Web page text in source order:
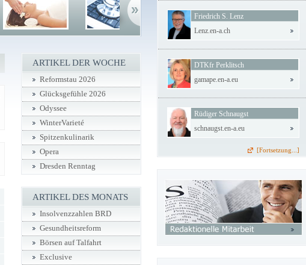
ARTIKEL DER WOCHE
Reformstau 2026
Glücksgefühle 2026
Odyssee
WinterVarieté
Spitzenkulinarik
Opera
Dresden Renntag
ARTIKEL DES MONATS
Insolvenzzahlen BRD
Gesundheitsreform
Börsen auf Talfahrt
Exclusive
Friedrich S. Lenz
Lenz.en-a.ch
DTKfr Perklitsch
gamape.en-a.eu
Rüdiger Schnaugst
schnaugst.en-a.eu
[Fortsetzung...]